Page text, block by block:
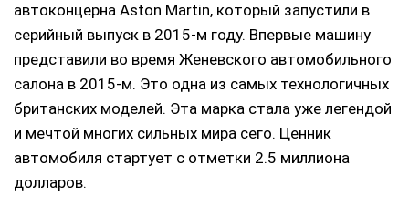
автоконцерна Aston Martin, который запустили в
серийный выпуск в 2015-м году. Впервые машину
представили во время Женевского автомобильного
салона в 2015-м. Это одна из самых технологичных
британских моделей. Эта марка стала уже легендой
и мечтой многих сильных мира сего. Ценник
автомобиля стартует с отметки 2.5 миллиона
долларов.